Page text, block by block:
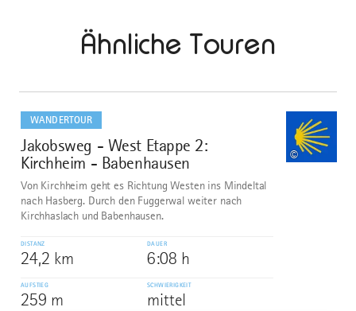
Ähnliche Touren
WANDERTOUR
1
Jakobsweg - West Etappe 2:
Kirchheim - Babenhausen
©
Von Kirchheim geht es Richtung Westen ins Mindeltal
nach Hasberg. Durch den Fuggerwal weiter nach
Kirchhaslach und Babenhausen.
DISTANZ
24,2 km
DAUER
6:08 h
AUFSTIEG
259 m
SCHWIERIGKEIT
mittel
dazu